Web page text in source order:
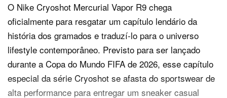
O Nike Cryoshot Mercurial Vapor R9 chega
oficialmente para resgatar um capítulo lendário da
história dos gramados e traduzí‑lo para o universo
lifestyle contemporâneo. Previsto para ser lançado
durante a Copa do Mundo FIFA de 2026, esse capítulo
especial da série Cryoshot se afasta do sportswear de
alta performance para entregar um sneaker casual